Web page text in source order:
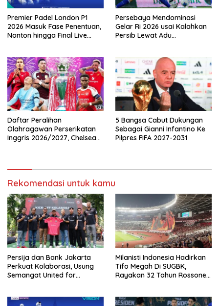
Premier Padel London P1
2026 Masuk Fase Penentuan,
Nonton hingga Final Live
Persebaya Mendominasi
Gelar Ri 2026 usai Kalahkan
Persib Lewat Adu
Daftar Peralihan
Olahragawan Perserikatan
Inggris 2026/2027, Chelsea
5 Bangsa Cabut Dukungan
Sebagai Gianni Infantino Ke
Pilpres FIFA 2027-2031
Rekomendasi untuk kamu
Persija dan Bank Jakarta
Perkuat Kolaborasi, Usung
Semangat United for
Milanisti Indonesia Hadirkan
Tifo Megah Di SUGBK,
Rayakan 32 Tahun Rossoneri